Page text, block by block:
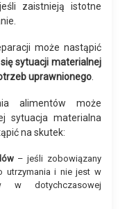
zaistnieją istotne
może nastąpić
sytuacji materialnej
uprawnionego
alimentów może
sytuacja materialna
na skutek:
– jeśli zobowiązany
utrzymania i nie jest w
w dotychczasowej